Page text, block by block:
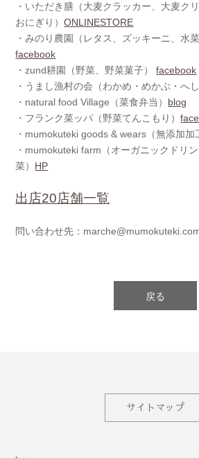
・いただき膳（大麦クラッカー、大麦ク
おにぎり）ONLINESTORE
・みのり農園（レタス、ズッキーニ、水
facebook
・zund耕園（野菜、野菜菓子）facebook
・うまし漁村の会（わかめ・めかぶ・へ
・natural food Village（菜食弁当） blog
・フランク菜ッパ（野菜てんこもり）
・mumokuteki goods & wears（無添加加
・mumokuteki farm（オーガニックドリ
菜） HP
出店20店舗一覧
問い合わせ先：
戻る
サイトマップ